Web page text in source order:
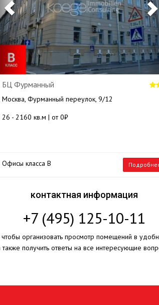
БЦ Фурманный
Москва, Фурманный переулок, 9/12
26 - 2160 кв.м | от 0₽
Офисы класса B
контактная информация
+7 (495) 125-10-11
организовать просмотр помещений в
также получить ответы на все интересующие